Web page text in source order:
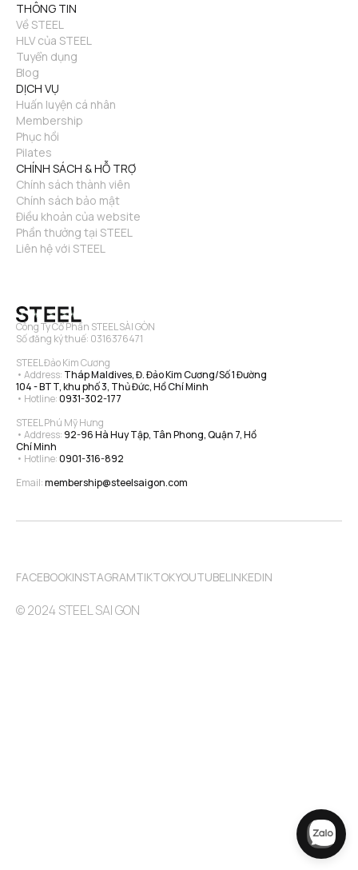
Công Ty Cổ Phần STEEL SÀI GÒN
Số đăng ký thuế: 0316376471
STEEL Đảo Kim Cương
• Address: Tháp Maldives, Đ. Đảo Kim Cương/Số 1 Đường
104 - BTT, khu phố 3, Thủ Đức, Hồ Chí Minh
• Hotline: 0931-302-177
STEEL Phú Mỹ Hưng
• Address: 92-96 Hà Huy Tập, Tân Phong, Quận 7, Hồ
Chí Minh
• Hotline: 0901-316-892
Email: membership@steelsaigon.com
THÔNG TIN
Về STEEL
HLV của STEEL
Tuyển dụng
Blog
DỊCH VỤ
Huấn luyện cá nhân
Membership
Phục hồi
Pilates
CHÍNH SÁCH & HỖ TRỢ
Chính sách thành viên
Chính sách bảo mật
Điều khoản của website
Phần thưởng tại STEEL
Liên hệ với STEEL
FACEBOOKINSTAGRAMTIKTOKYOUTUBELINKEDIN
© 2024 STEEL SAI GON